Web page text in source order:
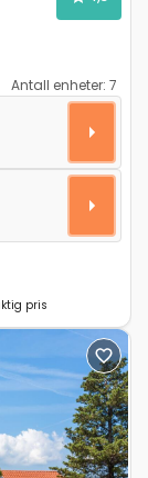
Antall enheter: 7
pris